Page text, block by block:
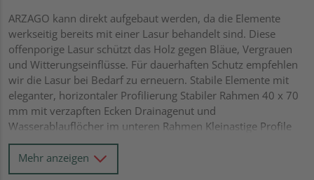
ARZAGO kann direkt aufgebaut werden, da die Elemente
werkseitig bereits mit einer Lasur behandelt sind. Diese
offenporige Lasur schützt das Holz gegen Bläue, Vergrauen
und Witterungseinflüsse. Für dauerhaften Schutz empfehlen
wir die Lasur bei Bedarf zu erneuern. Stabile Elemente mit
eleganter, horizontaler Profilierung Stabiler Rahmen 40 x 70
mm mit verzapften Ecken Drainagenut und
Wasserablauflöcher im unteren Rahmen Kleinastige Profile
21 x 122 mm mit Riffel-Hobelung Gitter mit Leisten 10 x 40
mm und einer Maschenweite von 60 x 60 mm Alle
Verbindungen aus Edelstahl
Mehr anzeigen